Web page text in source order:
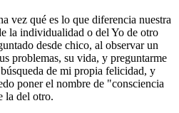
vez qué es lo que diferencia nuestra
la individualidad o del Yo de otro
desde chico, al observar un
problemas, su vida, y preguntarme
de mi propia felicidad, y
poner el nombre de "consciencia
la del otro.